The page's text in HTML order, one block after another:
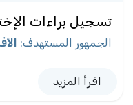
تسجيل براءات
الجمهور المستهدف:
اقرأ المزيد